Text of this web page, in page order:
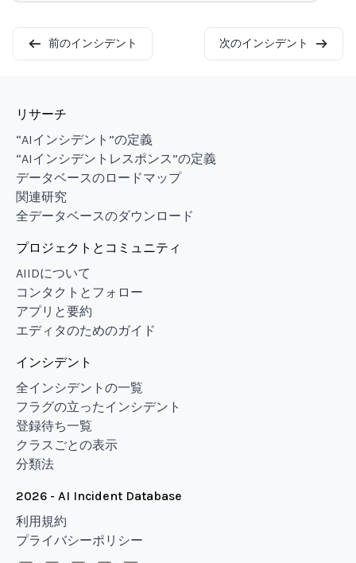
前のインシデント 次のインシデント
リサーチ
“AIインシデント”の定義
“AIインシデントレスポンス”の定義
データベースのロードマップ
関連研究
全データベースのダウンロード
プロジェクトとコミュニティ
AIIDについて
コンタクトとフォロー
アプリと要約
エディタのためのガイド
インシデント
全インシデントの一覧
フラグの立ったインシデント
登録待ち一覧
クラスごとの表示
分類法
2026 - AI Incident Database
利用規約
プライバシーポリシー